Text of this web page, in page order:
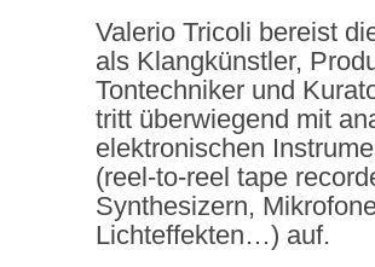
Valerio Tricoli bereist
als Klangkünstler,
Tontechniker und
tritt überwiegend mit
elektronischen
(reel-to-reel tape
Synthesizern,
Lichteffekten…) auf.